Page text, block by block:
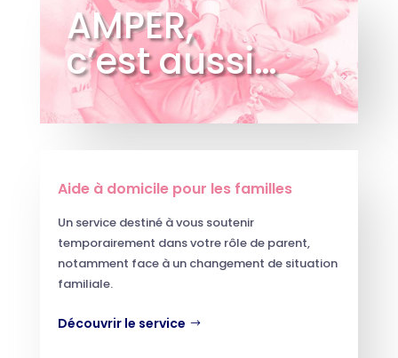
AMPER,
c’est aussi…
Aide à domicile pour les familles
Un service destiné à vous soutenir
temporairement dans votre rôle de parent,
notamment face à un changement de situation
familiale.
Découvrir le service